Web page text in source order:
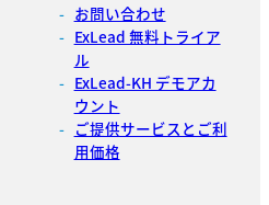
お問い合わせ
ExLead 無料トライア
ル
ExLead-KH デモアカ
ウント
ご提供サービスとご利
用価格